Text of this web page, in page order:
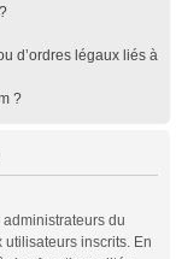
d’ordres légaux liés à
?
administrateurs du
inscrits. En